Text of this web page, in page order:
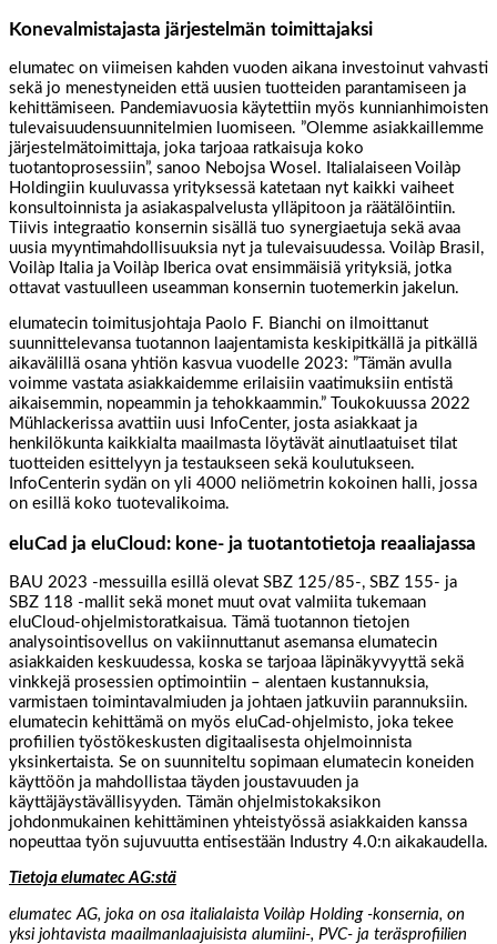
Konevalmistajasta järjestelmän toimittajaksi
elumatec on viimeisen kahden vuoden aikana investoinut vahvasti
sekä jo menestyneiden että uusien tuotteiden parantamiseen ja
kehittämiseen. Pandemiavuosia käytettiin myös kunnianhimoisten
tulevaisuudensuunnitelmien luomiseen. ”Olemme asiakkaillemme
järjestelmätoimittaja, joka tarjoaa ratkaisuja koko
tuotantoprosessiin”, sanoo Nebojsa Wosel. Italialaiseen Voilàp
Holdingiin kuuluvassa yrityksessä katetaan nyt kaikki vaiheet
konsultoinnista ja asiakaspalvelusta ylläpitoon ja räätälöintiin.
Tiivis integraatio konsernin sisällä tuo synergiaetuja sekä avaa
uusia myyntimahdollisuuksia nyt ja tulevaisuudessa. Voilàp Brasil,
Voilàp Italia ja Voilàp Iberica ovat ensimmäisiä yrityksiä, jotka
ottavat vastuulleen useamman konsernin tuotemerkin jakelun.
elumatecin toimitusjohtaja Paolo F. Bianchi on ilmoittanut
suunnittelevansa tuotannon laajentamista keskipitkällä ja pitkällä
aikavälillä osana yhtiön kasvua vuodelle 2023: ”Tämän avulla
voimme vastata asiakkaidemme erilaisiin vaatimuksiin entistä
aikaisemmin, nopeammin ja tehokkaammin.” Toukokuussa 2022
Mühlackerissa avattiin uusi InfoCenter, josta asiakkaat ja
henkilökunta kaikkialta maailmasta löytävät ainutlaatuiset tilat
tuotteiden esittelyyn ja testaukseen sekä koulutukseen.
InfoCenterin sydän on yli 4000 neliömetrin kokoinen halli, jossa
on esillä koko tuotevalikoima.
eluCad ja eluCloud: kone- ja tuotantotietoja reaaliajassa
BAU 2023 -messuilla esillä olevat SBZ 125/85-, SBZ 155- ja
SBZ 118 -mallit sekä monet muut ovat valmiita tukemaan
eluCloud-ohjelmistoratkaisua. Tämä tuotannon tietojen
analysointisovellus on vakiinnuttanut asemansa elumatecin
asiakkaiden keskuudessa, koska se tarjoaa läpinäkyvyyttä sekä
vinkkejä prosessien optimointiin – alentaen kustannuksia,
varmistaen toimintavalmiuden ja johtaen jatkuviin parannuksiin.
elumatecin kehittämä on myös eluCad-ohjelmisto, joka tekee
profiilien työstökeskusten digitaalisesta ohjelmoinnista
yksinkertaista. Se on suunniteltu sopimaan elumatecin koneiden
käyttöön ja mahdollistaa täyden joustavuuden ja
käyttäjäystävällisyyden. Tämän ohjelmistokaksikon
johdonmukainen kehittäminen yhteistyössä asiakkaiden kanssa
nopeuttaa työn sujuvuutta entisestään Industry 4.0:n aikakaudella.
Tietoja elumatec AG:stä
elumatec AG, joka on osa italialaista Voilàp Holding -konsernia, on
yksi johtavista maailmanlaajuisista alumiini-, PVC- ja teräsprofiilien